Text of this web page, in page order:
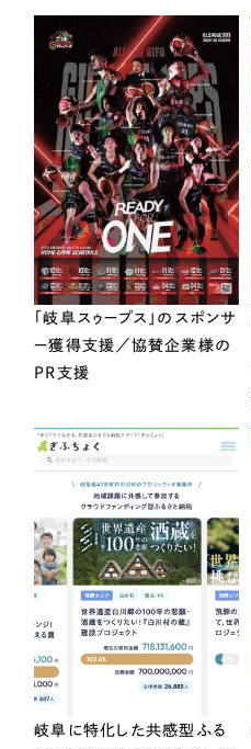
「岐阜スゥープス」のスポンサ
ー獲得支援／協賛企業様の
PR支援
岐阜に特化した共感型ふる